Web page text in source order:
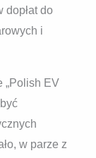
dopłat do
i
„Polish EV
w parze z